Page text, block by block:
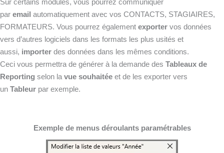
Sur certains modules, vous pourrez communiquer
par email automatiquement avec vos CONTACTS, STAGIAIRES,
FORMATEURS. Vous pourrez également exporter vos données
vers d’autres logiciels dans les formats les plus usités et
aussi, importer des données dans les mêmes conditions.
Ceci vous permettra de générer à la demande des Tableaux de
Reporting selon la vue souhaitée et de les exporter vers
un Tableur par exemple.
Exemple de menus déroulants paramétrables